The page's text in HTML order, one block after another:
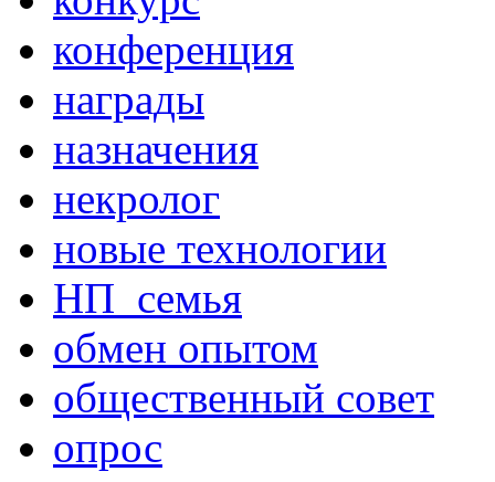
конференция
награды
назначения
некролог
новые технологии
НП_семья
обмен опытом
общественный совет
опрос